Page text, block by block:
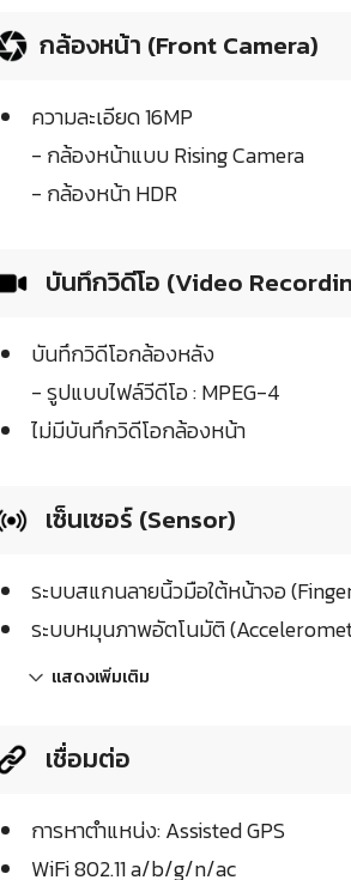
กล้องหน้า (Front Camera)
ความละเอียด 16MP
- กล้องหน้าแบบ Rising Camera
- กล้องหน้า HDR
บันทึกวิดีโอ (Video
บันทึกวิดีโอกล้องหลัง
- รูปแบบไฟล์วีดีโอ : MPEG-4
ไม่มีบันทึกวิดีโอกล้องหน้า
เซ็นเซอร์ (Sensor)
ระบบสแกนลายนิ้วมือใต้หน้าจอ
ระบบหมุนภาพอัตโนมัติ
แสดงเพิ่มเติม
เชื่อมต่อ
การหาตำแหน่ง: Assisted GPS
WiFi 802.11 a/b/g/n/ac